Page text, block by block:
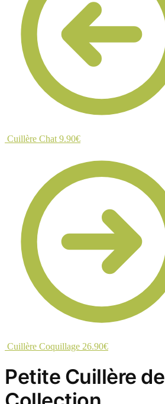
Cuillère Chat 9.90€
Cuillère Coquillage 26.90€
Petite Cuillère de